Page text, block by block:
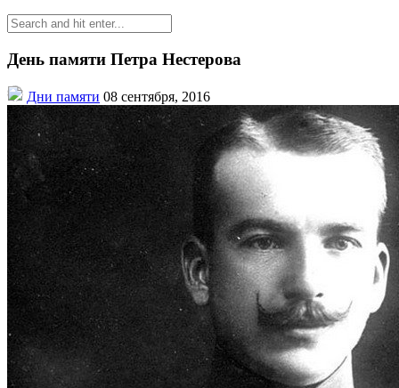
День памяти Петра Нестерова
Дни памяти 08 сентября, 2016